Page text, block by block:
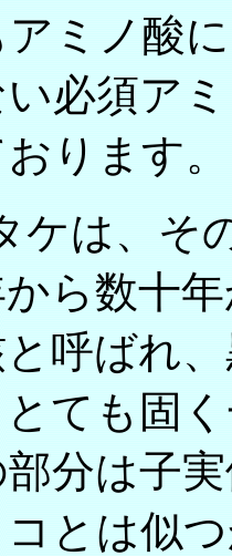
ミノ酸
必須ア
ります。
ケは、そ
ら数十
呼ばれ
ても固
分は子
とは似